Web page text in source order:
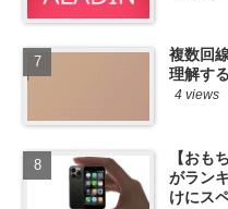
複数回
理解する
4 views
【おも
がラン
けにス